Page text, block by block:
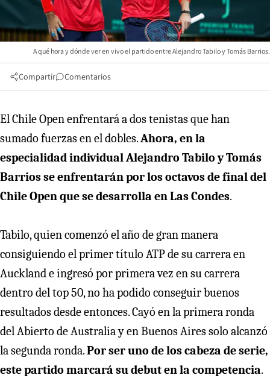
A qué hora y dónde ver en vivo el partido entre Alejandro Tabilo y Tomás Barrios.
Compartir Comentarios
El Chile Open enfrentará a dos tenistas que han
sumado fuerzas en el dobles.Ahora, en la
especialidad individual Alejandro Tabilo y Tomás
Barrios se enfrentarán por los octavos de final del
Chile Open que se desarrolla en Las Condes.
Tabilo, quien comenzó el año de gran manera
consiguiendo el primer título ATP de su carrera en
Auckland e ingresó por primera vez en su carrera
dentro del top 50, no ha podido conseguir buenos
resultados desde entonces. Cayó en la primera ronda
del Abierto de Australia y en Buenos Aires solo alcanzó
la segunda ronda.Por ser uno de los cabeza de serie,
este partido marcará su debut en la competencia.